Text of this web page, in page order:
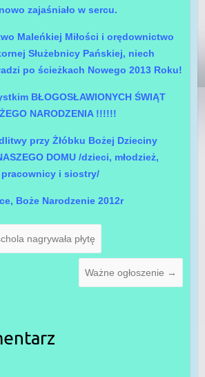
zajaśniało w sercu.
Maleńkiej Miłości i orędownictwo
Służebnicy Pańskiej, niech
po ścieżkach Nowego 2013 Roku!
BŁOGOSŁAWIONYCH ŚWIĄT
NARODZENIA !!!!!!
przy Żłóbku Bożej Dzieciny
DOMU /dzieci, młodzież,
pracownicy i siostry/
Boże Narodzenie 2012r
nagrywała płytę
Ważne ogłoszenie →